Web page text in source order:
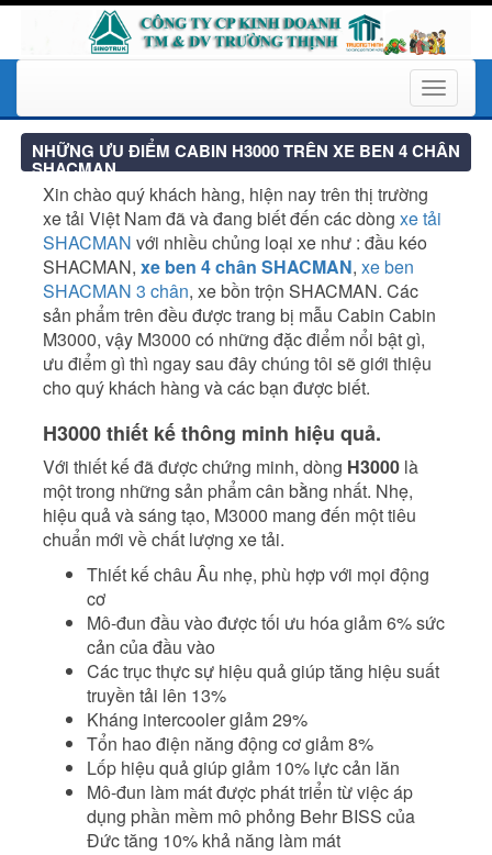
Toggle
NHỮNG ƯU ĐIỂM CABIN H3000 TRÊN XE BEN 4 CHÂN
SHACMAN
Xin chào quý khách hàng, hiện nay trên thị trường
xe tải Việt Nam đã và đang biết đến các dòng xe tải
SHACMAN với nhiều chủng loại xe như : đầu kéo
SHACMAN, xe ben 4 chân SHACMAN, xe ben
SHACMAN 3 chân, xe bồn trộn SHACMAN. Các
sản phẩm trên đều được trang bị mẫu Cabin Cabin
M3000, vậy M3000 có những đặc điểm nổi bật gì,
ưu điểm gì thì ngay sau đây chúng tôi sẽ giới thiệu
cho quý khách hàng và các bạn được biết.
H3000 thiết kế thông minh hiệu quả.
Với thiết kế đã được chứng minh, dòng H3000 là
một trong những sản phẩm cân bằng nhất. Nhẹ,
hiệu quả và sáng tạo, M3000 mang đến một tiêu
chuẩn mới về chất lượng xe tải.
Thiết kế châu Âu nhẹ, phù hợp với mọi động
cơ
Mô-đun đầu vào được tối ưu hóa giảm 6% sức
cản của đầu vào
Các trục thực sự hiệu quả giúp tăng hiệu suất
truyền tải lên 13%
Kháng intercooler giảm 29%
Tổn hao điện năng động cơ giảm 8%
Lốp hiệu quả giúp giảm 10% lực cản lăn
Mô-đun làm mát được phát triển từ việc áp
dụng phần mềm mô phỏng Behr BISS của
Đức tăng 10% khả năng làm mát